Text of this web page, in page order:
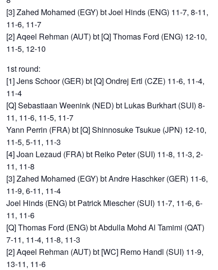
[3] Zahed Mohamed (EGY) bt Joel Hinds (ENG) 11-7, 8-11,
11-6, 11-7
[2] Aqeel Rehman (AUT) bt [Q] Thomas Ford (ENG) 12-10,
11-5, 12-10
1st round:
[1] Jens Schoor (GER) bt [Q] Ondrej Ertl (CZE) 11-6, 11-4,
11-4
[Q] Sebastiaan Weenink (NED) bt Lukas Burkhart (SUI) 8-
11, 11-6, 11-5, 11-7
Yann Perrin (FRA) bt [Q] Shinnosuke Tsukue (JPN) 12-10,
11-5, 5-11, 11-3
[4] Joan Lezaud (FRA) bt Reiko Peter (SUI) 11-8, 11-3, 2-
11, 11-8
[3] Zahed Mohamed (EGY) bt Andre Haschker (GER) 11-6,
11-9, 6-11, 11-4
Joel Hinds (ENG) bt Patrick Miescher (SUI) 11-7, 11-6, 6-
11, 11-6
[Q] Thomas Ford (ENG) bt Abdulla Mohd Al Tamimi (QAT)
7-11, 11-4, 11-8, 11-3
[2] Aqeel Rehman (AUT) bt [WC] Remo Handl (SUI) 11-9,
13-11, 11-6